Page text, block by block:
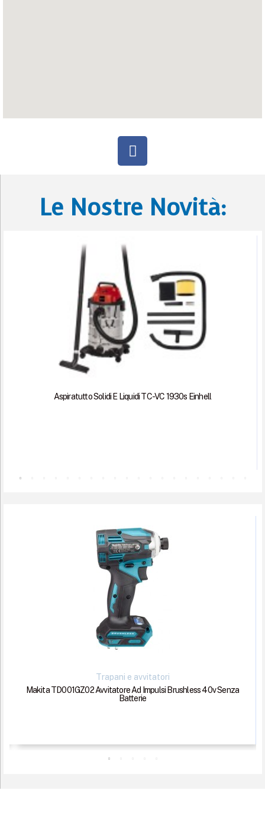
Le Nostre Novità:
Aspiratutto Solidi E Liquidi TC-VC 1930s Einhell
Anteprima
Trapani e avvitatori
Makita TD001GZ02 Avvitatore Ad Impulsi Brushless 40v Senza
Batterie